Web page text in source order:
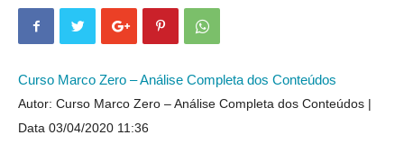
Curso Marco Zero – Análise Completa dos Conteúdos
Autor: Curso Marco Zero – Análise Completa dos Conteúdos
Data 03/04/2020 11:36